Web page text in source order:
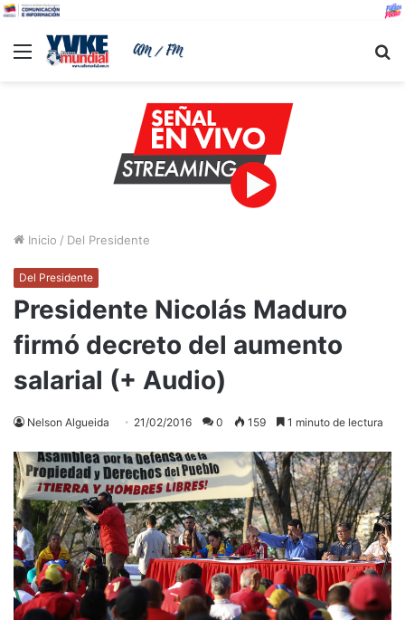
Menu
Inicio / Del Presidente
Del Presidente
Presidente Nicolás Maduro
firmó decreto del aumento
salarial (+ Audio)
Nelson Algueida 21/02/2016 0 159 1 minuto de lectura